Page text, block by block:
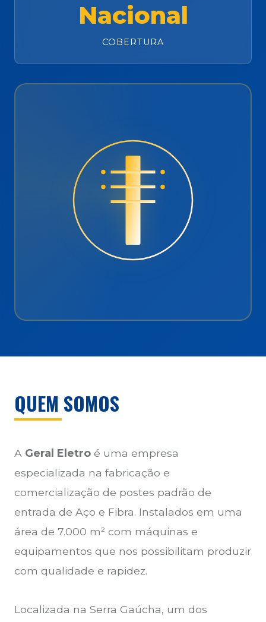
Nacional
COBERTURA
QUEM SOMOS
A Geral Eletro é uma empresa
especializada na fabricação e
comercialização de postes padrão de
entrada de Aço e Fibra. Instalados em uma
área de 7.000 m² com máquinas e
equipamentos que nos possibilitam produzir
com qualidade e rapidez.
Localizada na Serra Gaúcha, um dos